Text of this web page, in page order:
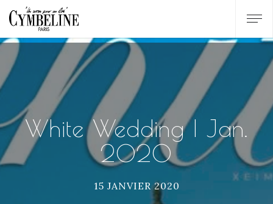
White Wedding | Jan.
2020
15 JANVIER 2020